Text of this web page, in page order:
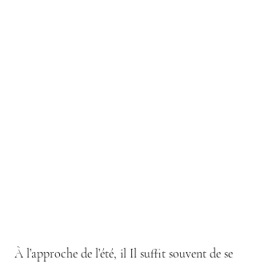
À l’approche de l’été, il Il suffit souvent de se